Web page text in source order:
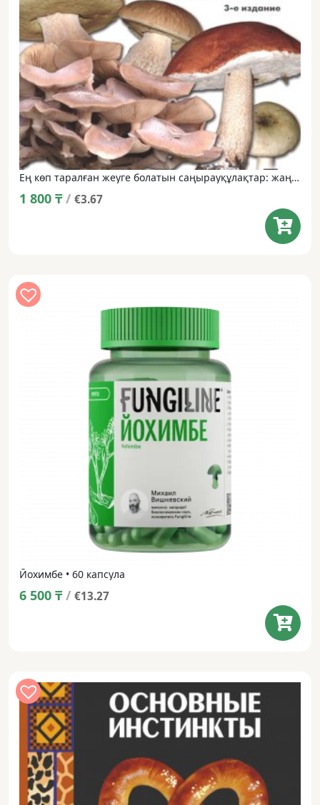
Ең көп таралған жеуге болатын саңырауқұлақтар: жаңадан пайда болған саңырауқұлақтарды анықтайтын анықтамалық
1 800 ₸ / €3.67
Йохимбе • 60 капсула
6 500 ₸ / €13.27